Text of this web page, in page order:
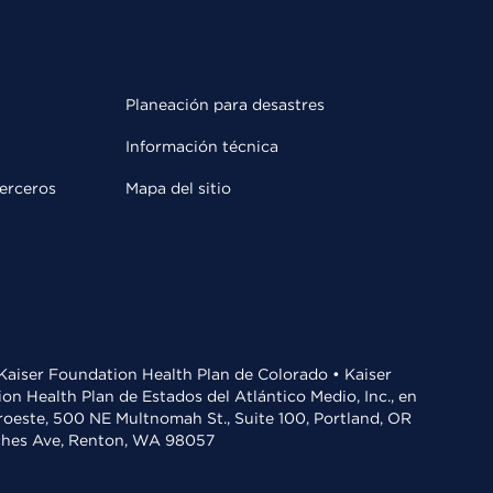
Planeación para desastres
Información técnica
Mapa del sitio
Foundation Health Plan de Colorado • Kaiser
Health Plan de Estados del Atlántico Medio, Inc., en
500 NE Multnomah St., Suite 100, Portland, OR
Ave, Renton, WA 98057